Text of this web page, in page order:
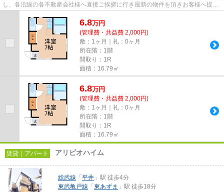
し、各沿線の各不動産会社様へ直接ご挨拶に行き最新の物件を頂きお客様へ提供
6.8万円
(管理費・共益費 2,000円)
敷：1ヶ月｜礼：0ヶ月
所在階：1階
間取り：1R
面積：16.79㎡
6.8万円
(管理費・共益費 2,000円)
敷：1ヶ月｜礼：0ヶ月
所在階：1階
間取り：1R
面積：16.79㎡
賃貸｜アパート アリビオハイム
総武線 「 平井 」駅 徒歩4分
東武亀戸線 「 東あずま 」駅 徒歩18分